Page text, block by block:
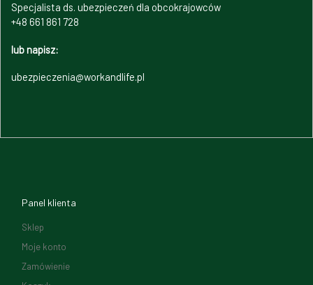
Specjalista ds. ubezpieczeń dla obcokrajowców
+48 661 861 728
lub napisz:
ubezpieczenia@workandlife.pl
Panel klienta
Sklep
Moje konto
Zamówienie